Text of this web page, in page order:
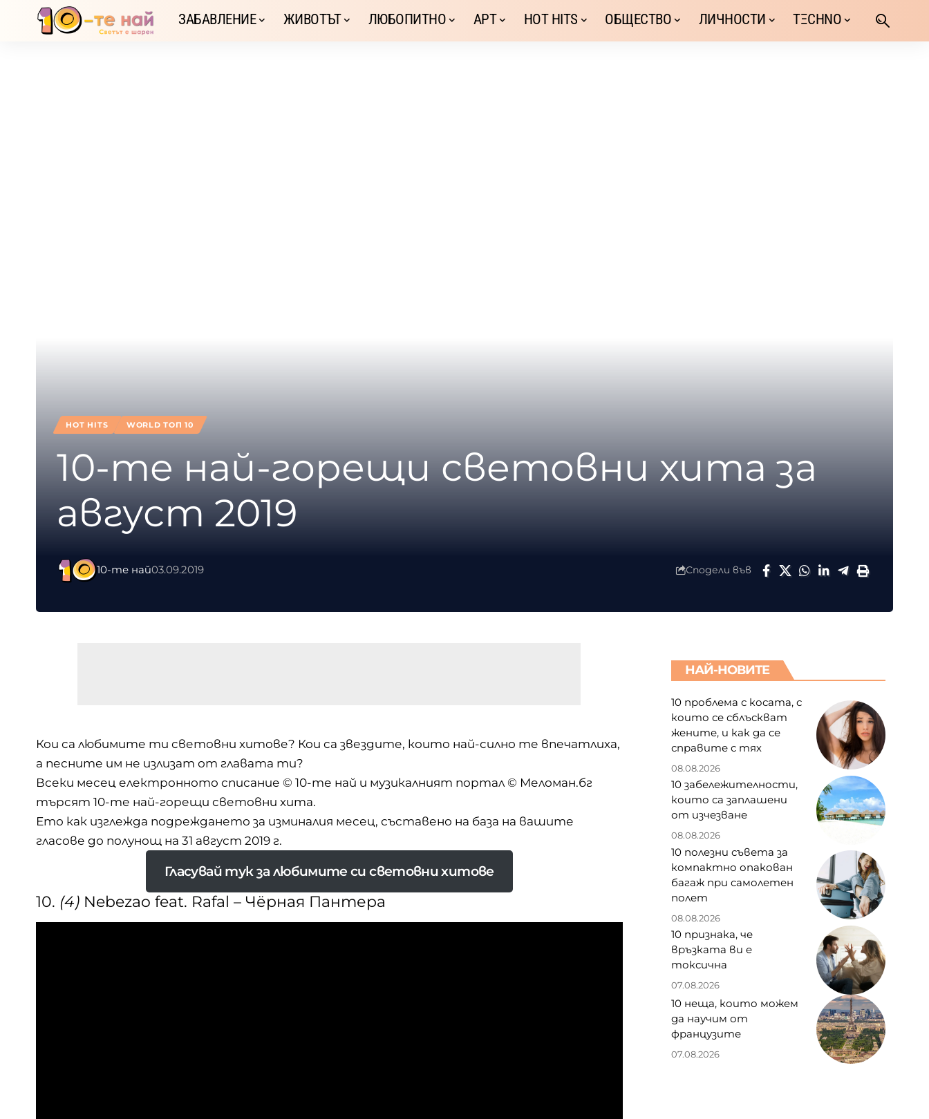
ЗАБАВЛЕНИЕ ЖИВОТЪТ ЛЮБОПИТНО АРТ HOT HITS ОБЩЕСТВО ЛИЧНОСТИ TΞCHNO
HOT HITS WORLD ТОП 10
10-те най-горещи световни хита за
август 2019
10-те най03.09.2019 Сподели във
Кои са любимите ти световни хитове? Кои са звездите, които най-силно те впечатлиха,
а песните им не излизат от главата ти?
Всеки месец електронното списание © 10-те най и музикалният портал © Меломан.бг
търсят 10-те най-горещи световни хита.
Ето как изглежда подреждането за изминалия месец, съставено на база на вашите
гласове до полунощ на 31 август 2019 г.
Гласувай тук за любимите си световни хитове
10. (4) Nebezao feat. Rafal – Чёрная Пантера
НАЙ-НОВИТЕ
10 проблема с косата, с
които се сблъскват
жените, и как да се
справите с тях
08.08.2026
10 забележителности,
които са заплашени
от изчезване
08.08.2026
10 полезни съвета за
компактно опакован
багаж при самолетен
полет
08.08.2026
10 признака, че
връзката ви е
токсична
07.08.2026
10 неща, които можем
да научим от
французите
07.08.2026